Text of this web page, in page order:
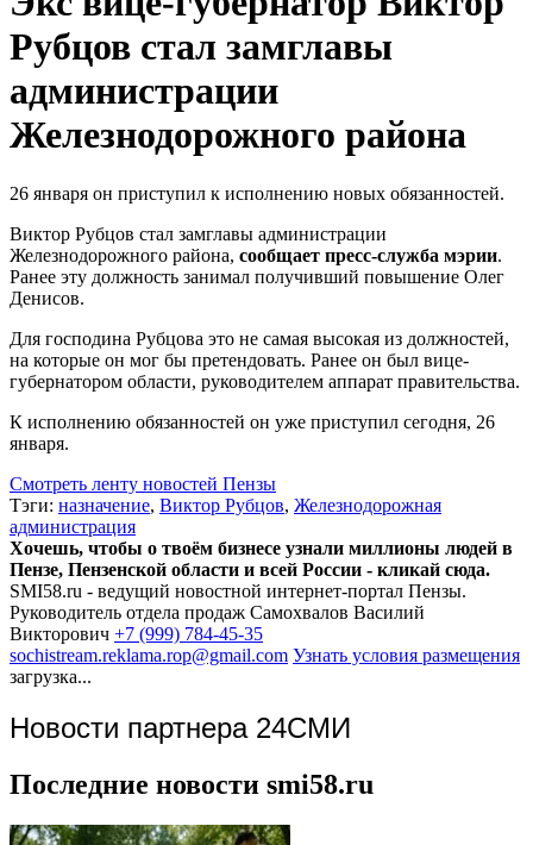
Рубцов стал замглавы
администрации
Железнодорожного района
26 января он приступил к исполнению новых обязанностей.
Виктор Рубцов стал замглавы администрации
Железнодорожного района, сообщает пресс-служба мэрии.
Ранее эту должность занимал получивший повышение Олег
Денисов.
Для господина Рубцова это не самая высокая из должностей,
на которые он мог бы претендовать. Ранее он был вице-
губернатором области, руководителем аппарат правительства.
К исполнению обязанностей он уже приступил сегодня, 26
января.
Смотреть ленту новостей Пензы
Тэги: назначение, Виктор Рубцов, Железнодорожная
администрация
Хочешь, чтобы о твоём бизнесе узнали миллионы людей в
Пензе, Пензенской области и всей России - кликай сюда.
SMI58.ru - ведущий новостной интернет-портал Пензы.
Руководитель отдела продаж Самохвалов Василий
Викторович +7 (999) 784-45-35
sochistream.reklama.rop@gmail.com Узнать условия размещения
загрузка...
Новости партнера 24СМИ
Последние новости smi58.ru